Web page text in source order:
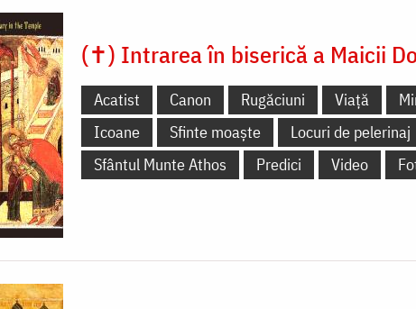
(✝) Intrarea în biserică a Maicii
Acatist Canon Rugăciuni Viață
Icoane
Sfinte moaște
Locuri de pelerinaj
Sfântul Munte Athos
Predici Video